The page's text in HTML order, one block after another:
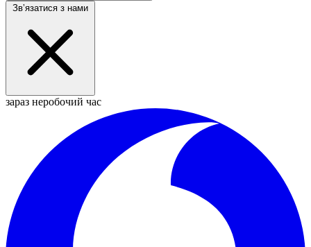
Звʼязатися з нами
зараз неробочий час